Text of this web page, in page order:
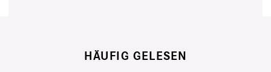
HÄUFIG GELESEN